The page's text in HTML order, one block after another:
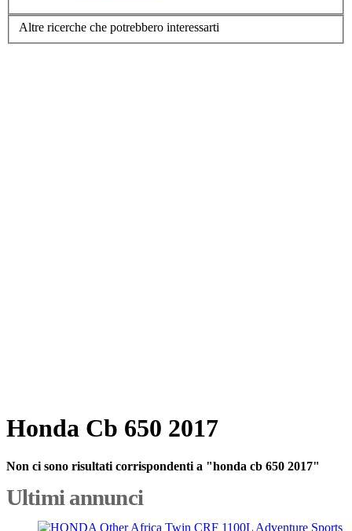
Altre ricerche che potrebbero interessarti
Honda Cb 650 2017
Non ci sono risultati corrispondenti a "honda cb 650 2017"
Ultimi annunci